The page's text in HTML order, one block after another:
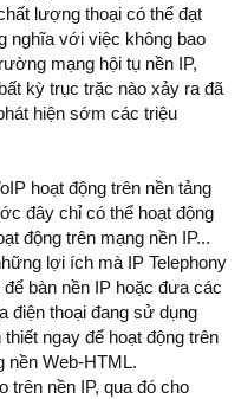
lượng thoại có thể đạt
nghĩa với việc không bao
mạng hội tụ nền IP,
kỳ trục trặc nào xảy ra đã
hiện sớm các triệu
hoạt động trên nền tảng
đây chỉ có thể hoạt động
động trên mạng nền IP...
lợi ích mà IP Telephony
bàn nền IP hoặc đưa các
điện thoại đang sử dụng
ngay để hoạt động trên
nền Web-HTML.
trên nền IP, qua đó cho